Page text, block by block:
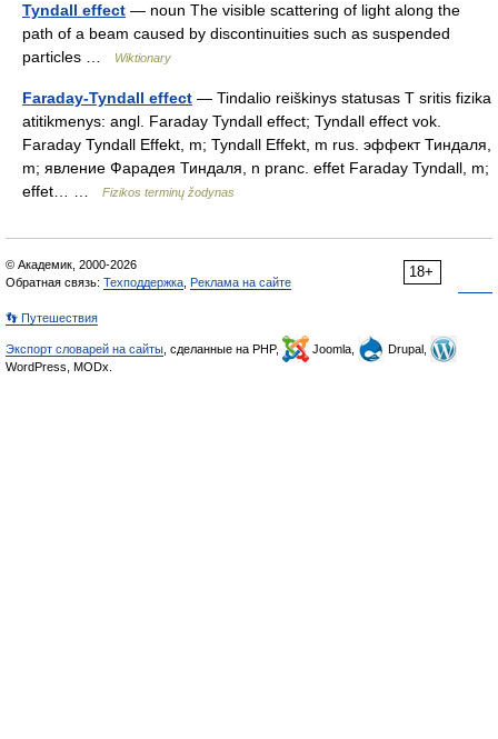
Tyndall effect — noun The visible scattering of light along the
path of a beam caused by discontinuities such as suspended
particles …
Wiktionary
Faraday-Tyndall effect — Tindalio reiškinys statusas T sritis fizika
atitikmenys: angl. Faraday Tyndall effect; Tyndall effect vok.
Faraday Tyndall Effekt, m; Tyndall Effekt, m rus. эффект Тиндаля,
m; явление Фарадея Тиндаля, n pranc. effet Faraday Tyndall, m;
effet… …
Fizikos terminų žodynas
18+
© Академик, 2000-2026
Обратная связь: Техподдержка Реклама на сайте
👣 Путешествия
Экспорт словарей на сайты , сделанные на PHP, Joomla,
Drupal,
WordPress, MODx.